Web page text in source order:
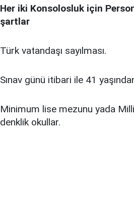
Her iki Konsolosluk için
şartlar
Türk vatandaşı sayılması.
Sınav günü itibari ile 41
Minimum lise mezunu yada
denklik okullar.